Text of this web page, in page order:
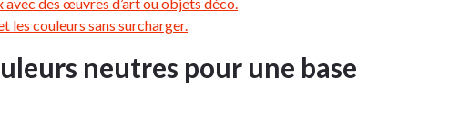
les couleurs sans surcharger.
neutres pour une base